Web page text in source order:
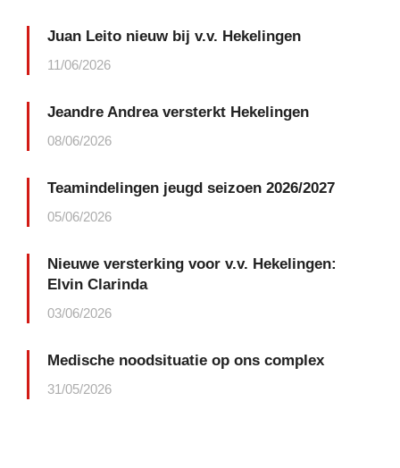
Juan Leito nieuw bij v.v. Hekelingen
11/06/2026
Jeandre Andrea versterkt Hekelingen
08/06/2026
Teamindelingen jeugd seizoen 2026/2027
05/06/2026
Nieuwe versterking voor v.v. Hekelingen:
Elvin Clarinda
03/06/2026
Medische noodsituatie op ons complex
31/05/2026